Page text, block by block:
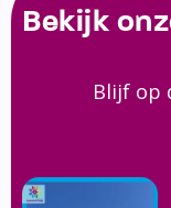
Bekijk
Blijf op